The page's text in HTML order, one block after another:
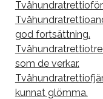
god fortsättning.
som de verkar.
kunnat glömma.